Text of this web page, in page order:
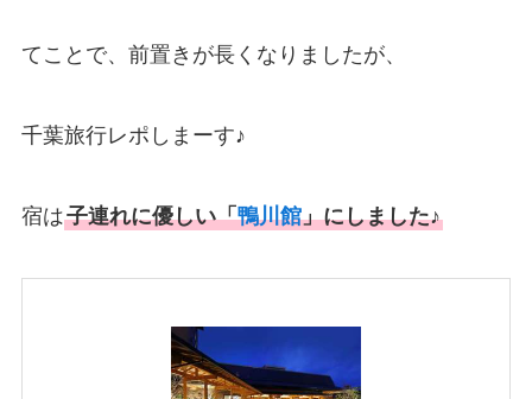
てことで、前置きが長くなりましたが、
千葉旅行レポしまーす♪
宿は子連れに優しい「鴨川館」にしました♪